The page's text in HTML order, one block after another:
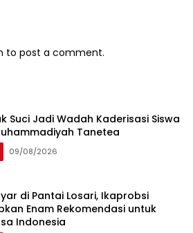
to post a comment.
Suci Jadi Wadah Kaderisasi Siswa
Tanetea
09/08/2026
di Pantai Losari, Ikaprobsi
Enam Rekomendasi untuk
Indonesia